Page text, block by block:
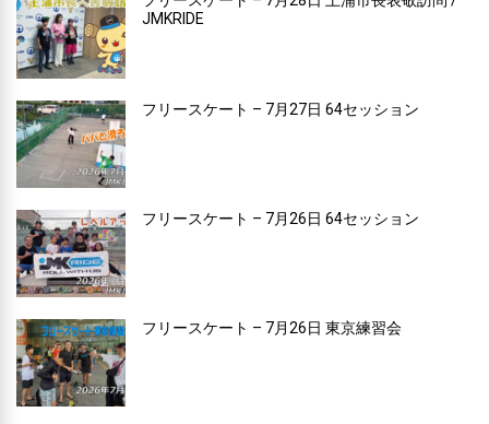
JMKRIDE
フリースケート – 7月27日 64セッション
フリースケート – 7月26日 64セッション
フリースケート – 7月26日 東京練習会